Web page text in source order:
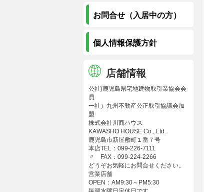
お問合せ（入居中の方）
個人情報保護方針
店舗情報
公社)鹿児島県宅地建物取引業協会会
員
一社）九州不動産公正取引協議会加
盟
株式会社川商ハウス
KAWASHO HOUSE Co., Ltd.
鹿児島市新屋敷町１番７号
本店TEL：099-226-7111
〃 FAX：099-224-2266
どうぞお気軽にお問合せください。
営業店舗
OPEN：AM9:30～PM5:30